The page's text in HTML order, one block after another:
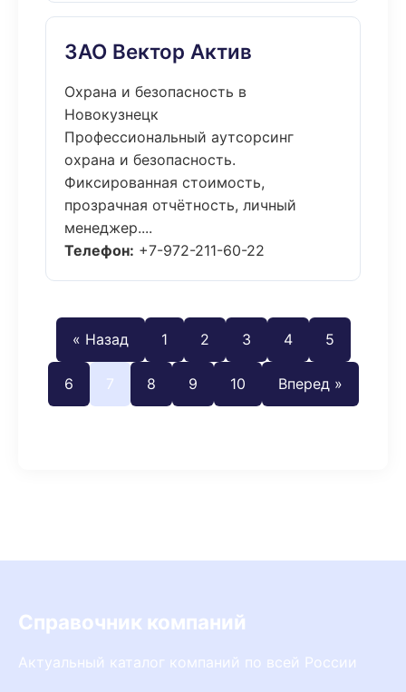
ЗАО Вектор Актив
Охрана и безопасность в
Новокузнецк
Профессиональный аутсорсинг
охрана и безопасность.
Фиксированная стоимость,
прозрачная отчётность, личный
менеджер....
Телефон: +7-972-211-60-22
« Назад 1 2 3 4 5
6 7 8 9 10 Вперед »
Справочник компаний
Актуальный каталог компаний по всей России